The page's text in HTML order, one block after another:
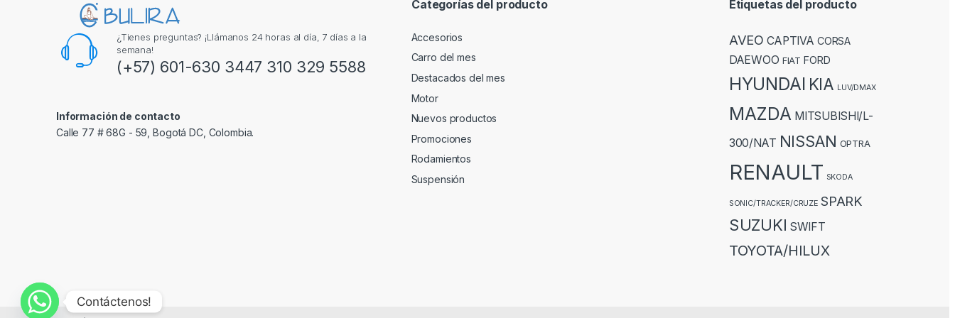
¿Tienes preguntas? ¡Llámanos 24 horas al día, 7 días a la
semana!
(+57) 601-630 3447 310 329 5588
Información de contacto
Calle 77 # 68G - 59, Bogotá DC, Colombia.
Categorías del producto
Accesorios
Carro del mes
Destacados del mes
Motor
Nuevos productos
Promociones
Rodamientos
Suspensión
Etiquetas del producto
AVEO CAPTIVA CORSA
DAEWOO FIAT FORD
HYUNDAI KIA LUV/DMAX
MAZDA MITSUBISHI/L-
300/NAT NISSAN OPTRA
RENAULT SKODA
SONIC/TRACKER/CRUZE SPARK
SUZUKI SWIFT
TOYOTA/HILUX
Contáctenos!